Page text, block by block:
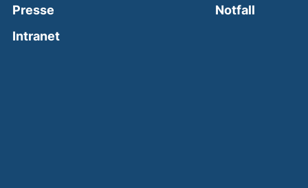
Presse
Intranet(external link, opens in a new window)
Notfall